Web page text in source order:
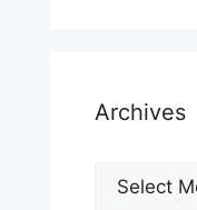
Archives
Archives